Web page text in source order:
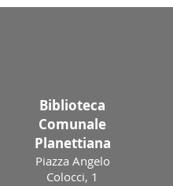
Biblioteca
Comunale
Planettiana
Piazza Angelo
Colocci, 1